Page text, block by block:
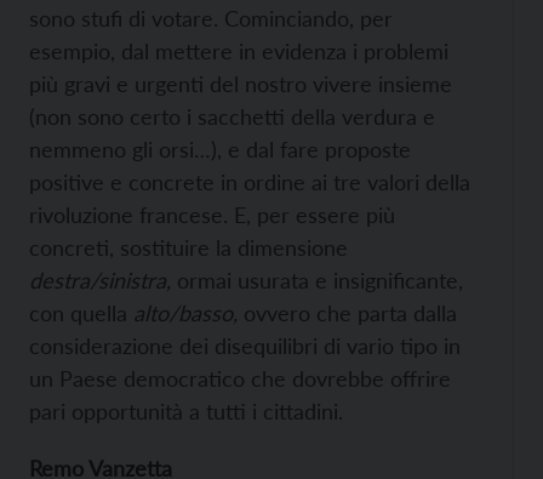
sono stufi di votare. Cominciando, per
esempio, dal mettere in evidenza i problemi
più gravi e urgenti del nostro vivere insieme
(non sono certo i sacchetti della verdura e
nemmeno gli orsi…), e dal fare proposte
positive e concrete in ordine ai tre valori della
rivoluzione francese. E, per essere più
concreti, sostituire la dimensione
destra/sinistra, ormai usurata e insignificante,
con quella alto/basso, ovvero che parta dalla
considerazione dei disequilibri di vario tipo in
un Paese democratico che dovrebbe offrire
pari opportunità a tutti i cittadini.
Remo Vanzetta